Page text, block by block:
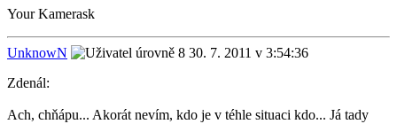
Your Kamerask
UnknowN
30. 7. 2011 v 3:54:36
Zdenál:
Ach, chňápu... Akorát nevím, kdo je v téhle situaci kdo... Já tady